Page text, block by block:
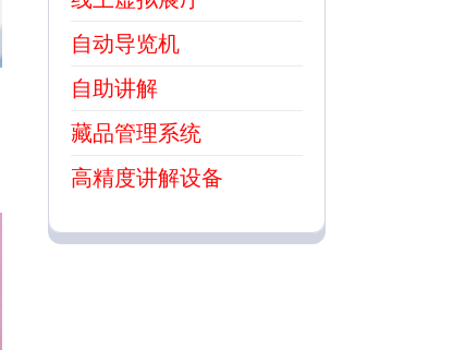
自动导览机
自助讲解
藏品管理系统
高精度讲解设备